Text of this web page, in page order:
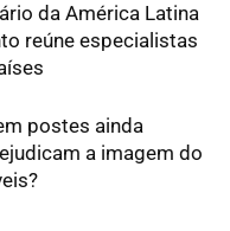
da América Latina
reúne especialistas
postes ainda
a imagem do